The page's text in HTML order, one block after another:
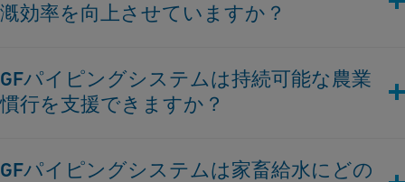
漑効率を向上させていますか？
し、灌漑プロセスを最適化するための腐食しない配管ソリュー
ションを提供し、収量と資源利用の向上につながります。
GFパイピングシステムは持続可能な農業
慣行を支援できますか？
を通じて栄養素供給を向上させ、効果的な排水処理を確保する
GFパイピングシステムは家畜給水にどの